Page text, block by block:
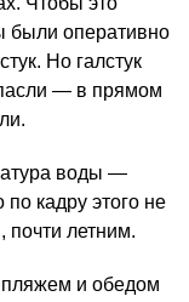
были оперативно
Но галстук
— в прямом
воды —
кадру этого не
почти летним.
и обедом